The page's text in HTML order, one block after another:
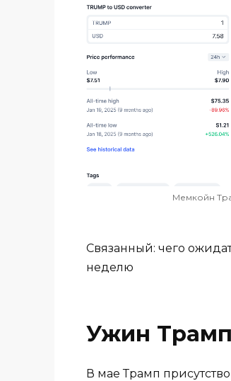
Мемкойн
Связанный: чего
неделю
Ужин
В мае Трамп